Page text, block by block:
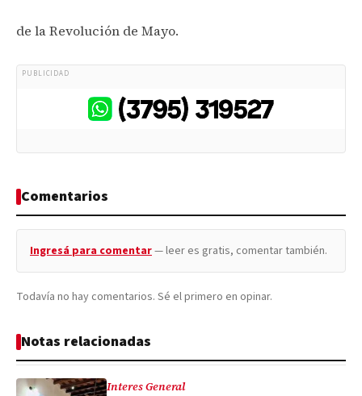
de la Revolución de Mayo.
PUBLICIDAD
Comentarios
Ingresá para comentar— leer es gratis, comentar también.
Todavía no hay comentarios. Sé el primero en opinar.
Notas relacionadas
Interes General